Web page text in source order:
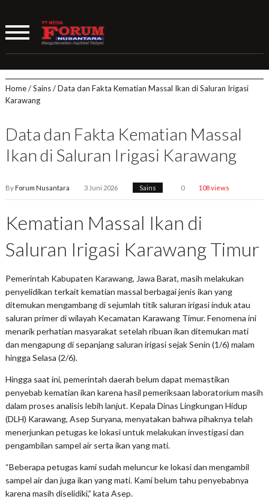
Home/Sains/Data dan Fakta Kematian Massal Ikan di Saluran Irigasi
Karawang
Data dan Fakta Kematian Massal
Ikan di Saluran Irigasi Karawang
ByForum Nusantara 3 Juni 2026 Sains 0 108 views
Kematian Massal Ikan di
Saluran Irigasi Karawang Timur
Pemerintah Kabupaten Karawang, Jawa Barat, masih melakukan
penyelidikan terkait kematian massal berbagai jenis ikan yang
ditemukan mengambang di sejumlah titik saluran irigasi induk atau
saluran primer di wilayah Kecamatan Karawang Timur. Fenomena ini
menarik perhatian masyarakat setelah ribuan ikan ditemukan mati
dan mengapung di sepanjang saluran irigasi sejak Senin (1/6) malam
hingga Selasa (2/6).
Hingga saat ini, pemerintah daerah belum dapat memastikan
penyebab kematian ikan karena hasil pemeriksaan laboratorium masih
dalam proses analisis lebih lanjut. Kepala Dinas Lingkungan Hidup
(DLH) Karawang, Asep Suryana, menyatakan bahwa pihaknya telah
menerjunkan petugas ke lokasi untuk melakukan investigasi dan
pengambilan sampel air serta ikan yang mati.
“Beberapa petugas kami sudah meluncur ke lokasi dan mengambil
sampel air dan juga ikan yang mati. Kami belum tahu penyebabnya
karena masih diselidiki,” kata Asep.